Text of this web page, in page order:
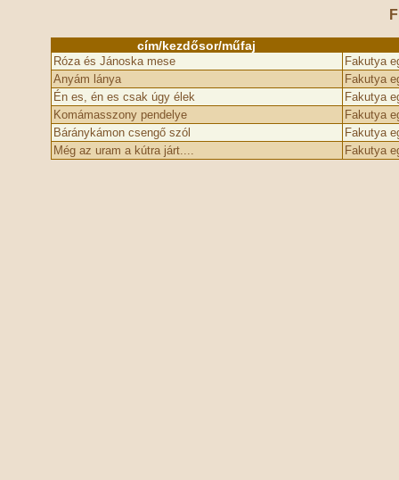
cím/kezdősor/műfaj
Róza és Jánoska mese
Fakutya
Anyám lánya
Fakutya
Én es, én es csak úgy élek
Fakutya
Komámasszony pendelye
Fakutya
Báránykámon csengő szól
Fakutya
Még az uram a kútra járt....
Fakutya